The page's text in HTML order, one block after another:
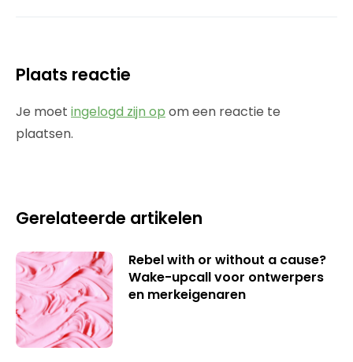
Plaats reactie
Je moet ingelogd zijn op om een reactie te
plaatsen.
Gerelateerde artikelen
Rebel with or without a cause?
Wake-upcall voor ontwerpers
en merkeigenaren